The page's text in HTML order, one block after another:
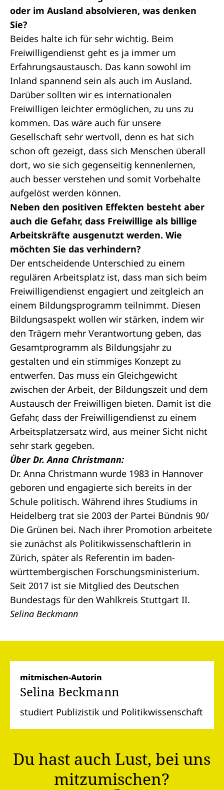
oder im Ausland absolvieren, was denken
Sie?
Beides halte ich für sehr wichtig. Beim
Freiwilligendienst geht es ja immer um
Erfahrungsaustausch. Das kann sowohl im
Inland spannend sein als auch im Ausland.
Darüber sollten wir es internationalen
Freiwilligen leichter ermöglichen, zu uns zu
kommen. Das wäre auch für unsere
Gesellschaft sehr wertvoll, denn es hat sich
schon oft gezeigt, dass sich Menschen überall
dort, wo sie sich gegenseitig kennenlernen,
auch besser verstehen und somit Vorbehalte
aufgelöst werden können.
Neben den positiven Effekten besteht aber
auch die Gefahr, dass Freiwillige als billige
Arbeitskräfte ausgenutzt werden. Wie
möchten Sie das verhindern?
Der entscheidende Unterschied zu einem
regulären Arbeitsplatz ist, dass man sich beim
Freiwilligendienst engagiert und zeitgleich an
einem Bildungsprogramm teilnimmt. Diesen
Bildungsaspekt wollen wir stärken, indem wir
den Trägern mehr Verantwortung geben, das
Gesamtprogramm als Bildungsjahr zu
gestalten und ein stimmiges Konzept zu
entwerfen. Das muss ein Gleichgewicht
zwischen der Arbeit, der Bildungszeit und dem
Austausch der Freiwilligen bieten. Damit ist die
Gefahr, dass der Freiwilligendienst zu einem
Arbeitsplatzersatz wird, aus meiner Sicht nicht
sehr stark gegeben.
Über Dr. Anna Christmann:
Dr. Anna Christmann wurde 1983 in Hannover
geboren und engagierte sich bereits in der
Schule politisch. Während ihres Studiums in
Heidelberg trat sie 2003 der Partei Bündnis 90/
Die Grünen bei. Nach ihrer Promotion arbeitete
sie zunächst als Politikwissenschaftlerin in
Zürich, später als Referentin im baden-
württembergischen Forschungsministerium.
Seit 2017 ist sie Mitglied des Deutschen
Bundestags für den Wahlkreis Stuttgart II.
Selina Beckmann
mitmischen-Autorin
Selina Beckmann
studiert Publizistik und Politikwissenschaft
Du hast auch Lust, bei uns
mitzumischen?